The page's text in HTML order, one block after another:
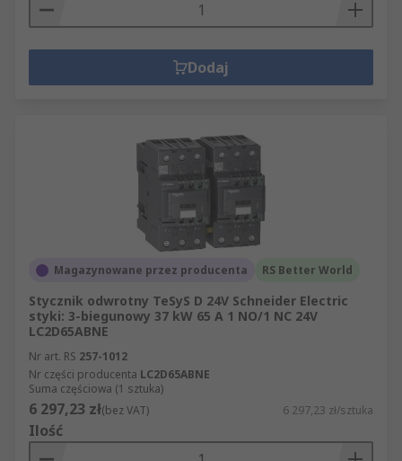
Dodaj
Magazynowane przez producenta RS Better World
Stycznik odwrotny TeSyS D 24V Schneider Electric
styki: 3-biegunowy 37 kW 65 A 1 NO/1 NC 24V
LC2D65ABNE
Nr art. RS 257-1012
Nr części producenta LC2D65ABNE
Suma częściowa (1 sztuka)
6 297,23 zł(bez VAT) 6 297,23 zł/sztuka
Ilość